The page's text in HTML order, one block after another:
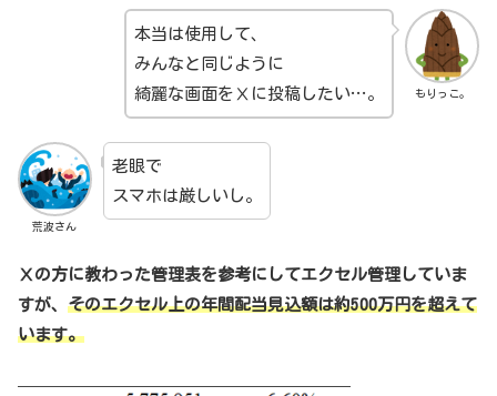
もりっこ。
本当は使用して、
みんなと同じように
綺麗な画面をⅩに投稿したい…。
荒波さん
老眼で
スマホは厳しいし。
Ⅹの方に教わった管理表を参考にしてエクセル管理していま
すが、 そのエクセル上の年間配当見込額は約500万円を超えて
います。